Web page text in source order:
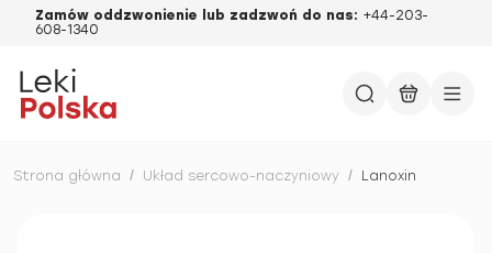
Zamów oddzwonienie lub zadzwoń do nas: +44-203-
608-1340
Strona główna / Układ sercowo-naczyniowy / Lanoxin